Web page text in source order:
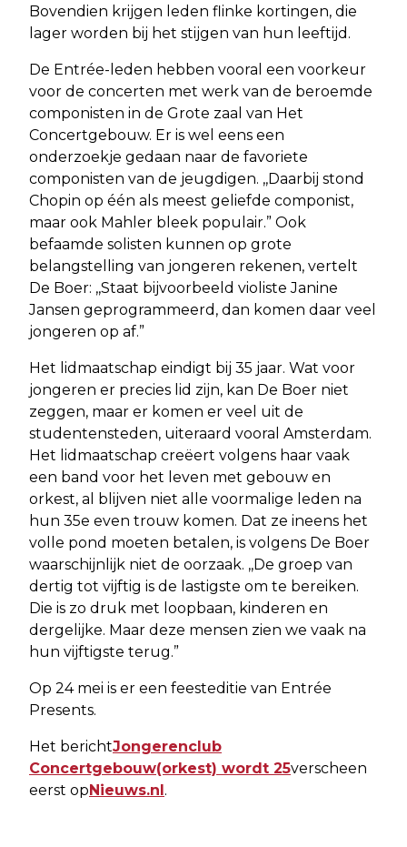
Bovendien krijgen leden flinke kortingen, die
lager worden bij het stijgen van hun leeftijd.
De Entrée-leden hebben vooral een voorkeur
voor de concerten met werk van de beroemde
componisten in de Grote zaal van Het
Concertgebouw. Er is wel eens een
onderzoekje gedaan naar de favoriete
componisten van de jeugdigen. ,,Daarbij stond
Chopin op één als meest geliefde componist,
maar ook Mahler bleek populair.” Ook
befaamde solisten kunnen op grote
belangstelling van jongeren rekenen, vertelt
De Boer: ,,Staat bijvoorbeeld violiste Janine
Jansen geprogrammeerd, dan komen daar veel
jongeren op af.”
Het lidmaatschap eindigt bij 35 jaar. Wat voor
jongeren er precies lid zijn, kan De Boer niet
zeggen, maar er komen er veel uit de
studentensteden, uiteraard vooral Amsterdam.
Het lidmaatschap creëert volgens haar vaak
een band voor het leven met gebouw en
orkest, al blijven niet alle voormalige leden na
hun 35e even trouw komen. Dat ze ineens het
volle pond moeten betalen, is volgens De Boer
waarschijnlijk niet de oorzaak. ,,De groep van
dertig tot vijftig is de lastigste om te bereiken.
Die is zo druk met loopbaan, kinderen en
dergelijke. Maar deze mensen zien we vaak na
hun vijftigste terug.”
Op 24 mei is er een feesteditie van Entrée
Presents.
Het berichtJongerenclub
Concertgebouw(orkest) wordt 25verscheen
eerst op Nieuws.nl .